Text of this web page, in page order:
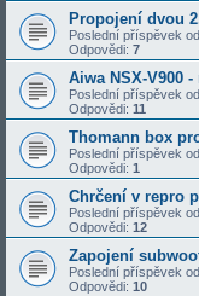
Propojení dvou
Poslední příspěvek od
Odpovědi: 7
Aiwa NSX-V900
Poslední příspěvek od
Odpovědi: 11
Thomann box
Poslední příspěvek od
Odpovědi: 1
Chrčení v repro
Poslední příspěvek od
Odpovědi: 12
Zapojení
Poslední příspěvek od
Odpovědi: 10